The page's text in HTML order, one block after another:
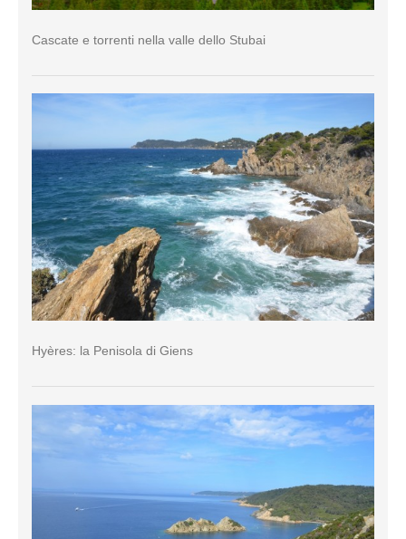
Cascate e torrenti nella valle dello Stubai
Hyères: la Penisola di Giens